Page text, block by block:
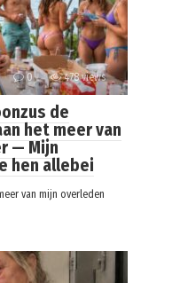
0 478 views
de
het meer van
— Mijn
hen allebei
van mijn overleden